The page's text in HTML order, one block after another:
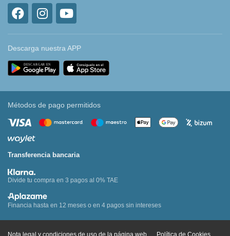
Descarga nuestra APP
Métodos de pago permitidos
Transferencia bancaria
Divide tu compra en 3 pagos al 0% TAE
Financia hasta en 12 meses o en 4 pagos sin intereses
Nota legal y condiciones de uso de la página web Política de Cookies